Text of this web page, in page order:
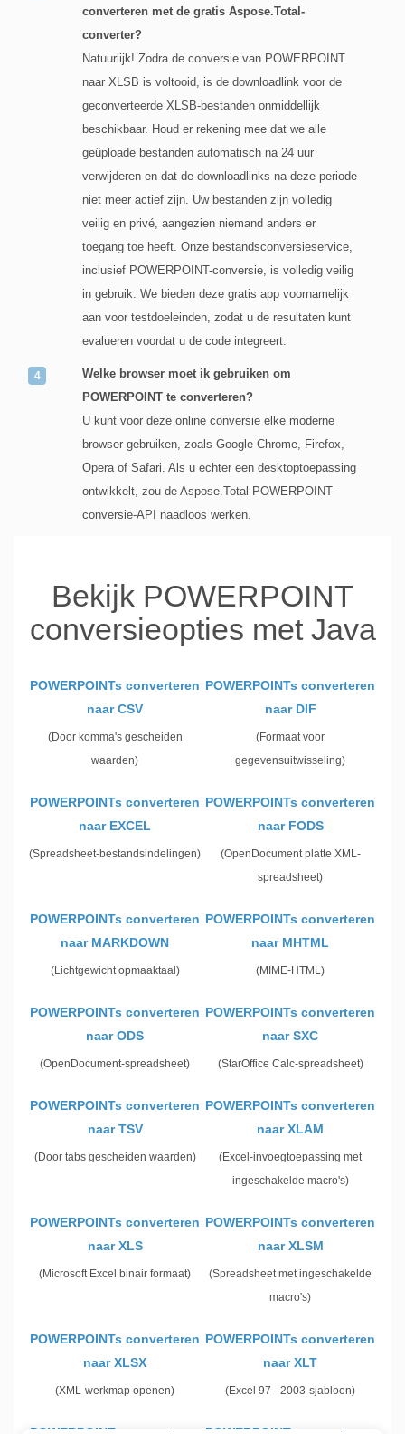
converteren met de gratis Aspose.Total-
converter?
Natuurlijk! Zodra de conversie van POWERPOINT
naar XLSB is voltooid, is de downloadlink voor de
geconverteerde XLSB-bestanden onmiddellijk
beschikbaar. Houd er rekening mee dat we alle
geüploade bestanden automatisch na 24 uur
verwijderen en dat de downloadlinks na deze periode
niet meer actief zijn. Uw bestanden zijn volledig
veilig en privé, aangezien niemand anders er
toegang toe heeft. Onze bestandsconversieservice,
inclusief POWERPOINT-conversie, is volledig veilig
in gebruik. We bieden deze gratis app voornamelijk
aan voor testdoeleinden, zodat u de resultaten kunt
evalueren voordat u de code integreert.
Welke browser moet ik gebruiken om
POWERPOINT te converteren?
U kunt voor deze online conversie elke moderne
browser gebruiken, zoals Google Chrome, Firefox,
Opera of Safari. Als u echter een desktoptoepassing
ontwikkelt, zou de Aspose.Total POWERPOINT-
conversie-API naadloos werken.
Bekijk POWERPOINT
conversieopties met Java
POWERPOINTs converteren
naar CSV
(Door komma's gescheiden
waarden)
POWERPOINTs converteren
naar DIF
(Formaat voor
gegevensuitwisseling)
POWERPOINTs converteren
naar EXCEL
(Spreadsheet-bestandsindelingen)
POWERPOINTs converteren
naar FODS
(OpenDocument platte XML-
spreadsheet)
POWERPOINTs converteren
naar MARKDOWN
(Lichtgewicht opmaaktaal)
POWERPOINTs converteren
naar MHTML
(MIME-HTML)
POWERPOINTs converteren
naar ODS
(OpenDocument-spreadsheet)
POWERPOINTs converteren
naar SXC
(StarOffice Calc-spreadsheet)
POWERPOINTs converteren
naar TSV
(Door tabs gescheiden waarden)
POWERPOINTs converteren
naar XLAM
(Excel-invoegtoepassing met
ingeschakelde macro's)
POWERPOINTs converteren
naar XLS
(Microsoft Excel binair formaat)
POWERPOINTs converteren
naar XLSM
(Spreadsheet met ingeschakelde
macro's)
POWERPOINTs converteren
naar XLSX
(XML-werkmap openen)
POWERPOINTs converteren
naar XLT
(Excel 97 - 2003-sjabloon)